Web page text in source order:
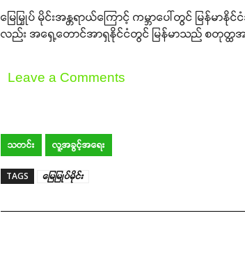
မြေမြှုပ် မိုင်းအန္တရာယ်ကြောင့် ကမ္ဘာပေါ်တွင် မြန်မာ
လည်း အရှေ့တောင်အာရှနိုင်ငံတွင် မြန်မာသည် စတုတ္ထအမ
Leave a Comments
သတင်း လူ့အခွင့်အရေး
TAGS မြေမြုပ်မိုင်း